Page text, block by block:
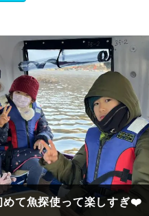
て魚探使って楽しすぎ❤️